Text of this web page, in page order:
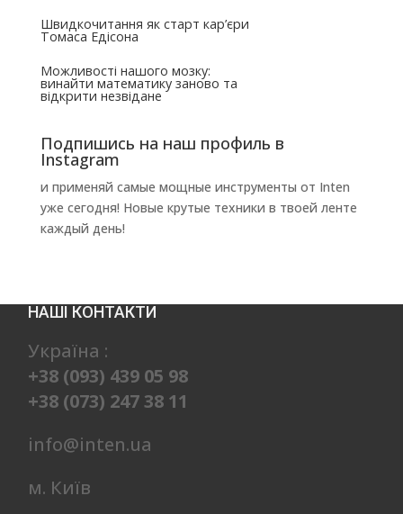
Швидкочитання як старт кар’єри
Томаса Едісона
Можливості нашого мозку:
винайти математику заново та
відкрити незвідане
Подпишись на наш профиль в
Instagram
и применяй самые мощные инструменты от Inten
уже сегодня! Новые крутые техники в твоей ленте
каждый день!
НАШІ КОНТАКТИ
Україна :
+38 (093) 439 05 98
+38 (073) 247 38 11
info@inten.ua
м. Київ